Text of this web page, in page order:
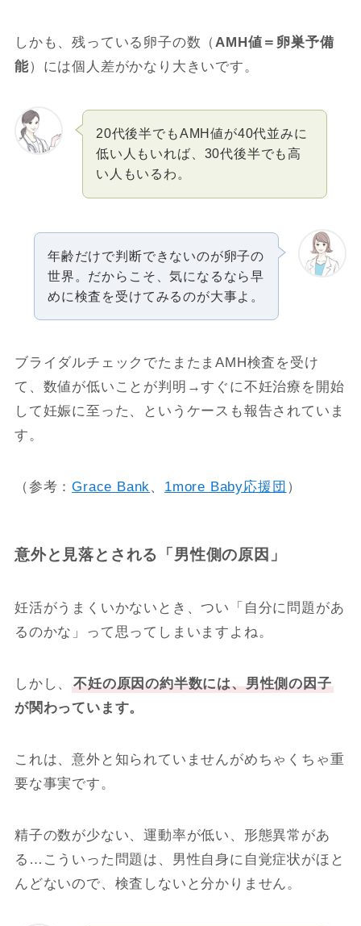
しかも、残っている卵子の数（AMH値＝卵巣予備
能）には個人差がかなり大きいです。
20代後半でもAMH値が40代並みに
低い人もいれば、30代後半でも高
い人もいるわ。
年齢だけで判断できないのが卵子の
世界。だからこそ、気になるなら早
めに検査を受けてみるのが大事よ。
ブライダルチェックでたまたまAMH検査を受け
て、数値が低いことが判明→すぐに不妊治療を開始
して妊娠に至った、というケースも報告されていま
す。
（参考：Grace Bank、 1more Baby応援団 ）
意外と見落とされる「男性側の原因」
妊活がうまくいかないとき、つい「自分に問題があ
るのかな」って思ってしまいますよね。
しかし、不妊の原因の約半数には、男性側の因子
が関わっています。
これは、意外と知られていませんがめちゃくちゃ重
要な事実です。
精子の数が少ない、運動率が低い、形態異常があ
る…こういった問題は、男性自身に自覚症状がほと
んどないので、検査しないと分かりません。